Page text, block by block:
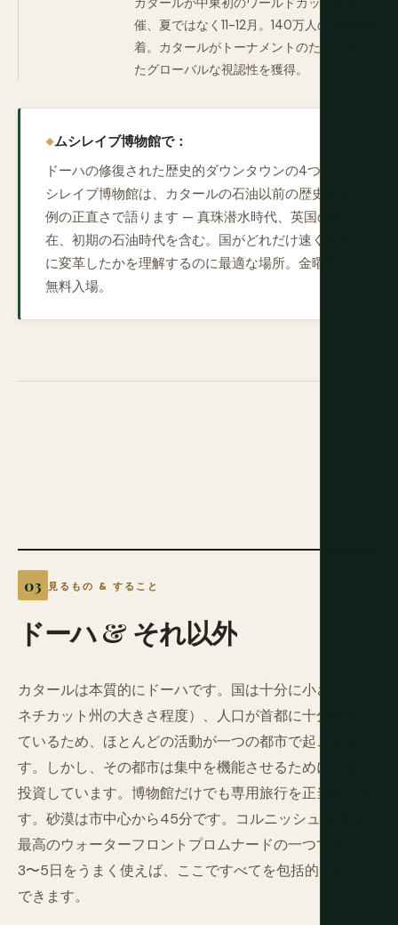
催、夏ではなく11-12月。140万人の訪問者到
着。カタールがトーナメントのために築い
たグローバルな視認性を獲得。
ムシレイブ博物館で：
ドーハの修復された歴史的ダウンタウンの4つのム
シレイブ博物館は、カタールの石油以前の歴史を異
例の正直さで語ります — 真珠潜水時代、英国の存
在、初期の石油時代を含む。国がどれだけ速く完全
に変革したかを理解するのに最適な場所。金曜日は
無料入場。
見るもの & すること
ドーハ& それ以外
カタールは本質的にドーハです。国は十分に小さく（コ
ネチカット州の大きさ程度）、人口が首都に十分集中し
ているため、ほとんどの活動が一つの都市で起こりま
す。しかし、その都市は集中を機能させるために自身に
投資しています。博物館だけでも専用旅行を正当化しま
す。砂漠は市中心から45分です。コルニッシュは湾岸で
最高のウォーターフロントプロムナードの一つです。
3〜5日をうまく使えば、ここですべてを包括的にカバー
できます。